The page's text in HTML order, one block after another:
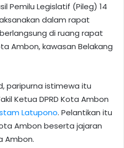
Pemilu Legislatif (Pileg) 14
dalam rapat
di ruang rapat
Ambon, kawasan Belakang
paripurna istimewa itu
Ketua DPRD Kota Ambon
Latupono. Pelantikan itu
Ambon beserta jajaran
Ambon.